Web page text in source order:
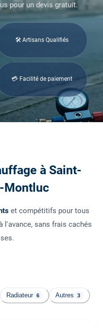
pour un devis gratuit.
🛠 Artisans Qualifiés
💳 Facilité de paiement
à Saint-
Montluc
et compétitifs pour tous
l'avance, sans frais cachés
Radiateur 6 Autres 3